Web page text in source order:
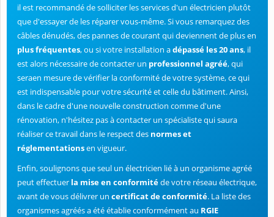
il est recommandé de solliciter les services d'un électricien plutôt
que d'essayer de les réparer vous-même. Si vous remarquez des
câbles dénudés, des pannes de courant qui deviennent de plus en
plus fréquentes, ou si votre installation adépassé les 20 ans, il
est alors nécessaire de contacter un professionnel agréé, qui
seraen mesure de vérifier la conformité de votre système, ce qui
est indispensable pour votre sécurité et celle du bâtiment. Ainsi,
dans le cadre d'une nouvelle construction comme d'une
rénovation, n'hésitez pas à contacter un spécialiste qui saura
réaliser ce travail dans le respect des normes et
réglementationsen vigueur.
Enfin, soulignons que seul un électricien lié à un organisme agréé
peut effectuer la mise en conformitéde votre réseau électrique,
avant de vous délivrer un certificat de conformité. La liste des
organismes agréés a été établie conformément au RGIE